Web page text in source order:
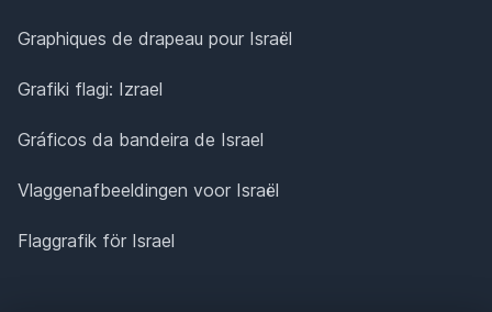
Graphiques de drapeau pour Israël
Grafiki flagi: Izrael
Gráficos da bandeira de Israel
Vlaggenafbeeldingen voor Israël
Flaggrafik för Israel